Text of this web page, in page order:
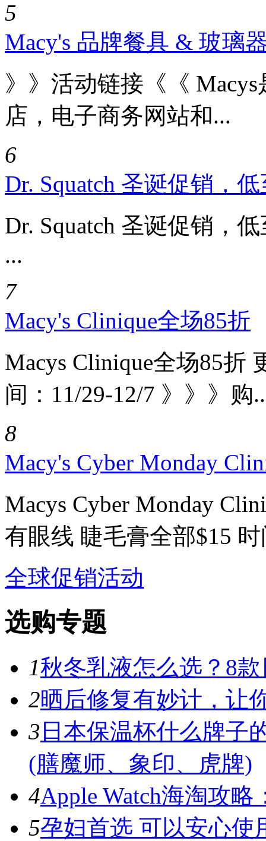
5
Macy's 品牌餐具 & 玻璃
》》活动链接《《
店，电子商务网站和...
6
Dr. Squatch 圣诞促销，
Dr. Squatch 圣诞促销，
...
7
Macy's Clinique全场85折
Macys Clinique全场85折
间：11/29-12/7 》》》购
8
Macy's Cyber Monday
Macys Cyber Monday
有眼线 睫毛膏全部$15 时
全球促销活动
选购专题
1秋冬乳液怎么选？8
2晒后修复有妙计，让
3 日本保温杯什么牌子
(膳魔师、象印、虎牌)
4Apple Watch海淘攻
5孕妇首选 可以安心使